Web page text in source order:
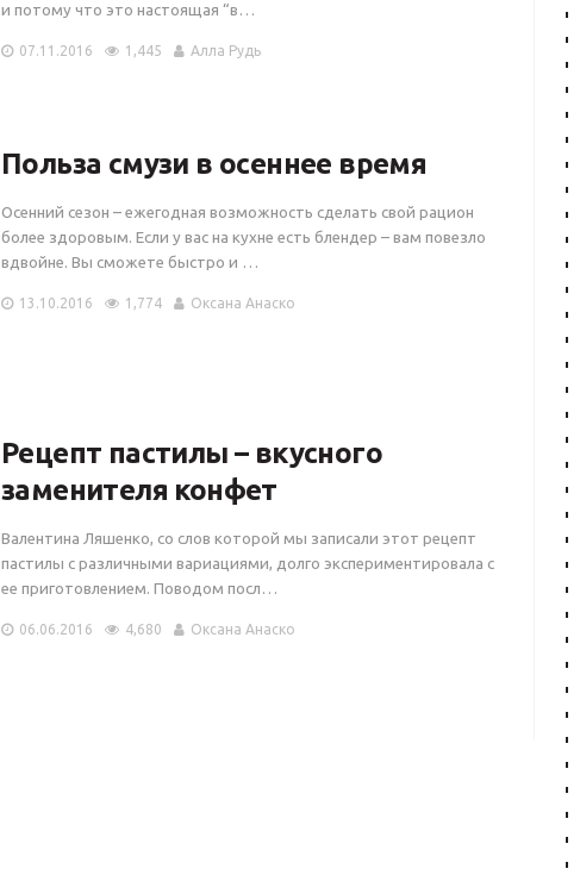
и потому что это настоящая “в…
07.11.2016 1,445 Алла Рудь
Польза смузи в осеннее время
Осенний сезон – ежегодная возможность сделать свой рацион
более здоровым. Если у вас на кухне есть блендер – вам повезло
вдвойне. Вы сможете быстро и …
13.10.2016 1,774 Оксана Анаско
Рецепт пастилы – вкусного
заменителя конфет
Валентина Ляшенко, со слов которой мы записали этот рецепт
пастилы с различными вариациями, долго экспериментировала с
ее приготовлением. Поводом посл…
06.06.2016 4,680 Оксана Анаско